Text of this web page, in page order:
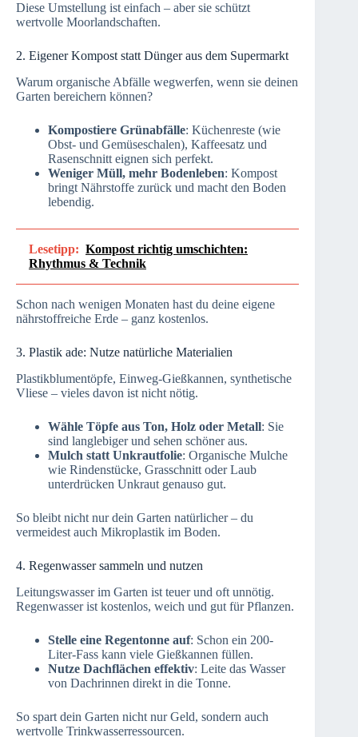
Diese Umstellung ist einfach – aber sie schützt
wertvolle Moorlandschaften.
2. Eigener Kompost statt Dünger aus dem Supermarkt
Warum organische Abfälle wegwerfen, wenn sie deinen
Garten bereichern können?
Kompostiere Grünabfälle: Küchenreste (wie
Obst- und Gemüseschalen), Kaffeesatz und
Rasenschnitt eignen sich perfekt.
Weniger Müll, mehr Bodenleben: Kompost
bringt Nährstoffe zurück und macht den Boden
lebendig.
Lesetipp: Kompost richtig umschichten:
Rhythmus & Technik
Schon nach wenigen Monaten hast du deine eigene
nährstoffreiche Erde – ganz kostenlos.
3. Plastik ade: Nutze natürliche Materialien
Plastikblumentöpfe, Einweg-Gießkannen, synthetische
Vliese – vieles davon ist nicht nötig.
Wähle Töpfe aus Ton, Holz oder Metall: Sie
sind langlebiger und sehen schöner aus.
Mulch statt Unkrautfolie: Organische Mulche
wie Rindenstücke, Grasschnitt oder Laub
unterdrücken Unkraut genauso gut.
So bleibt nicht nur dein Garten natürlicher – du
vermeidest auch Mikroplastik im Boden.
4. Regenwasser sammeln und nutzen
Leitungswasser im Garten ist teuer und oft unnötig.
Regenwasser ist kostenlos, weich und gut für Pflanzen.
Stelle eine Regentonne auf: Schon ein 200-
Liter-Fass kann viele Gießkannen füllen.
Nutze Dachflächen effektiv: Leite das Wasser
von Dachrinnen direkt in die Tonne.
So spart dein Garten nicht nur Geld, sondern auch
wertvolle Trinkwasserressourcen.